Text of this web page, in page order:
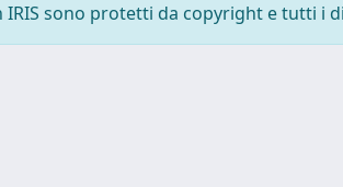
IRIS sono protetti da copyright e tutti i